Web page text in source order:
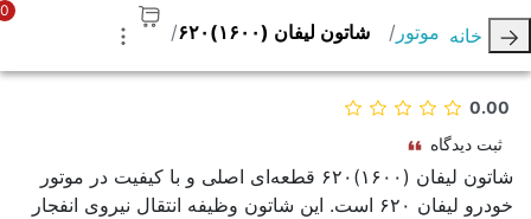
خانه موتور شاتون لیفان (۱۶۰۰)۶۲۰
0
0.00
ثبت دیدگاه
شاتون لیفان (۱۶۰۰)۶۲۰ قطعه‌ای اصلی و با کیفیت در موتور
خودرو لیفان ۶۲۰ است. این شاتون وظیفه انتقال نیروی انفجار